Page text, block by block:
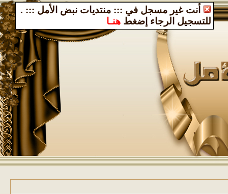
أنت غير مسجل في ::: منتديات نبض الأمل :::.
الرجاء إضغط هنـا